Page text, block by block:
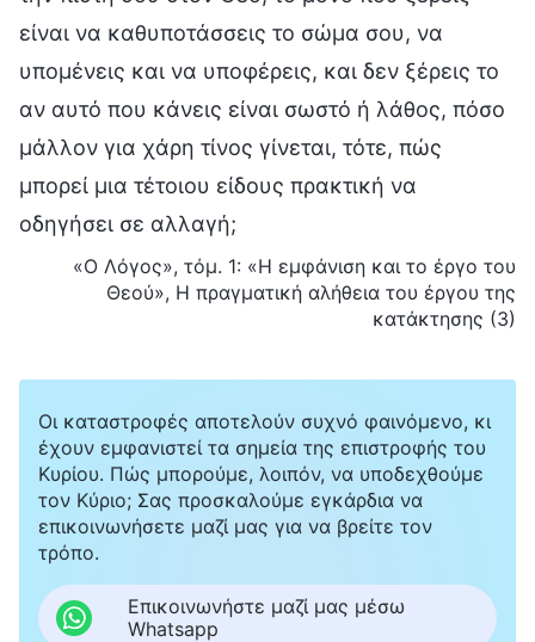
είναι να καθυποτάσσεις το σώμα σου, να
υπομένεις και να υποφέρεις, και δεν ξέρεις το
αν αυτό που κάνεις είναι σωστό ή λάθος, πόσο
μάλλον για χάρη τίνος γίνεται, τότε, πώς
μπορεί μια τέτοιου είδους πρακτική να
οδηγήσει σε αλλαγή;
«Ο Λόγος», τόμ. 1: «Η εμφάνιση και το έργο του
Θεού», Η πραγματική αλήθεια του έργου της
κατάκτησης (3)
Οι καταστροφές αποτελούν συχνό φαινόμενο, κι
έχουν εμφανιστεί τα σημεία της επιστροφής του
Κυρίου. Πώς μπορούμε, λοιπόν, να υποδεχθούμε
τον Κύριο; Σας προσκαλούμε εγκάρδια να
επικοινωνήσετε μαζί μας για να βρείτε τον
τρόπο.
Επικοινωνήστε μαζί μας μέσω
Whatsapp